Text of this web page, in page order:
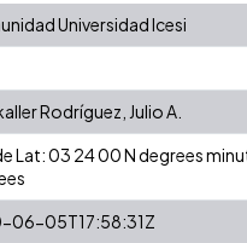
Universidad Icesi
Rodríguez, Julio A.
Lat: 03 24 00 N degrees
06-05T17:58:31Z